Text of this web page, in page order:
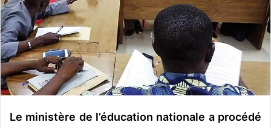
c
o
u
r
r
i
e
Le ministère de l’éducation nationale a procédé